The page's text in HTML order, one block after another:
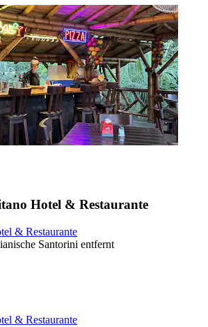
Hotel & Restaurante
& Restaurante
Santorini entfernt
& Restaurante